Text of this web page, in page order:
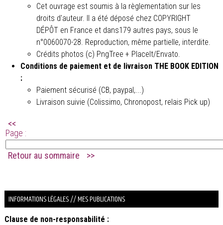
Cet ouvrage est soumis à la règlementation sur les
droits d'auteur. Il a été déposé chez COPYRIGHT
DÉPÔT en France et dans179 autres pays, sous le
n°0060070-28. Reproduction, même partielle, interdite.
Crédits photos (c) PngTree + PlaceIt/Envato.
Conditions de paiement et de livraison THE BOOK EDITION
:
Paiement sécurisé (CB, paypal,...)
Livraison suivie (Colissimo, Chronopost, relais Pick up)
<<
Page :
Retour au sommaire >>
INFORMATIONS LÉGALES // MES PUBLICATIONS
Clause de non-responsabilité :